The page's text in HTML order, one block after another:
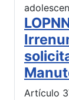
Artículo